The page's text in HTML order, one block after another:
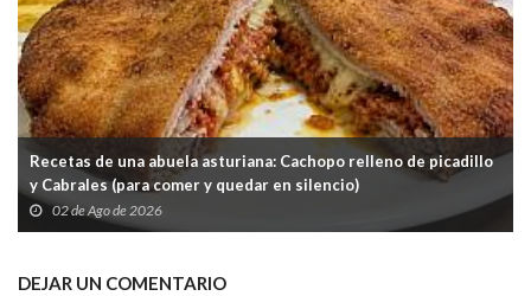
Recetas de una abuela asturiana: Cachopo relleno de picadillo
y Cabrales (para comer y quedar en silencio)
02 de Ago de 2026
DEJAR UN COMENTARIO